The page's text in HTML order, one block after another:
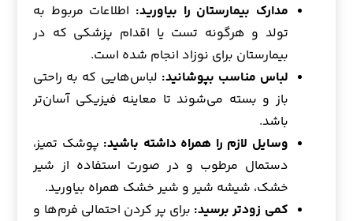
مدارک بیمارستان را بیاورید: اطلاعات مربوط به
تولد و هرگونه تست یا اقدام پزشکی که در
بیمارستان برای نوزاد انجام شده است.
لباس مناسب بپوشانید: لباس‌هایی که به راحتی
باز و بسته می‌شوند تا معاینه فیزیکی آسان‌تر
باشد.
وسایل لازم را همراه داشته باشید: پوشک تمیز،
دستمال مرطوب و در صورت استفاده از شیر
خشک، شیشه شیر و شیر خشک همراه بیاورید.
کمی زودتر برسید: برای پر کردن احتمالی فرم‌ها و